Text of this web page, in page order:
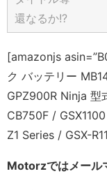
[amazonjs
ク バッテリー
GPZ900R Ninja 型
CB750F /
Z1 Series / GSX-
Motorzではメール